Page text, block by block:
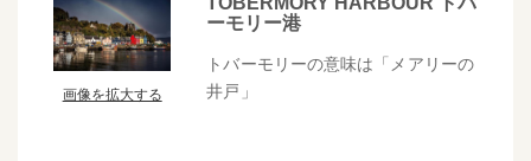
画像を拡大する
ーモリー港
トバーモリーの意味は「メアリーの
井戸」